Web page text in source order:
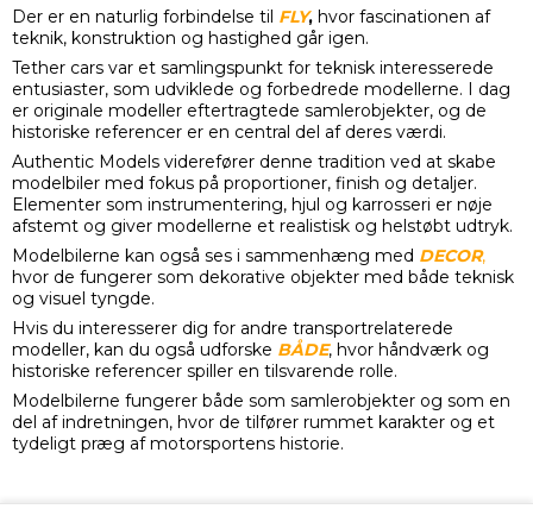
Der er en naturlig forbindelse til FLY, hvor fascinationen af
teknik, konstruktion og hastighed går igen.
Tether cars var et samlingspunkt for teknisk interesserede
entusiaster, som udviklede og forbedrede modellerne. I dag
er originale modeller eftertragtede samlerobjekter, og de
historiske referencer er en central del af deres værdi.
Authentic Models viderefører denne tradition ved at skabe
modelbiler med fokus på proportioner, finish og detaljer.
Elementer som instrumentering, hjul og karrosseri er nøje
afstemt og giver modellerne et realistisk og helstøbt udtryk.
Modelbilerne kan også ses i sammenhæng med DECOR,
hvor de fungerer som dekorative objekter med både teknisk
og visuel tyngde.
Hvis du interesserer dig for andre transportrelaterede
modeller, kan du også udforske BÅDE, hvor håndværk og
historiske referencer spiller en tilsvarende rolle.
Modelbilerne fungerer både som samlerobjekter og som en
del af indretningen, hvor de tilfører rummet karakter og et
tydeligt præg af motorsportens historie.